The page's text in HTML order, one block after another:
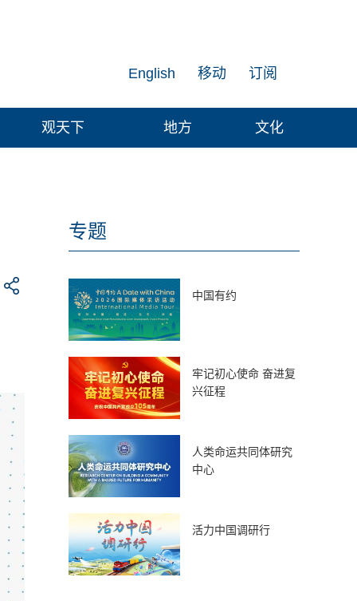
订阅
移动
English
观天下 地方 文化
专题
中国有约
牢记初心使命 奋进复
兴征程
人类命运共同体研究
中心
活力中国调研行